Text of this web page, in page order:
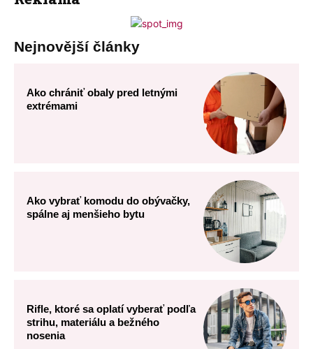
Nejnovější články
Ako chrániť obaly pred letnými
extrémami
Ako vybrať komodu do obývačky,
spálne aj menšieho bytu
Rifle, ktoré sa oplatí vyberať podľa
strihu, materiálu a bežného
nosenia